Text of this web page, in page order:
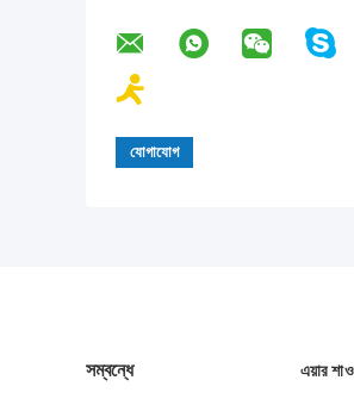
সম্বন্ধে এয়ার